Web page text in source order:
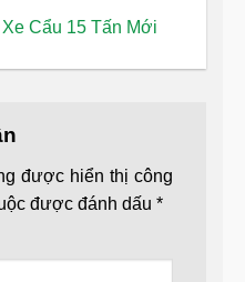
Cẩu 15 Tấn Mới
được hiển thị công
được đánh dấu *